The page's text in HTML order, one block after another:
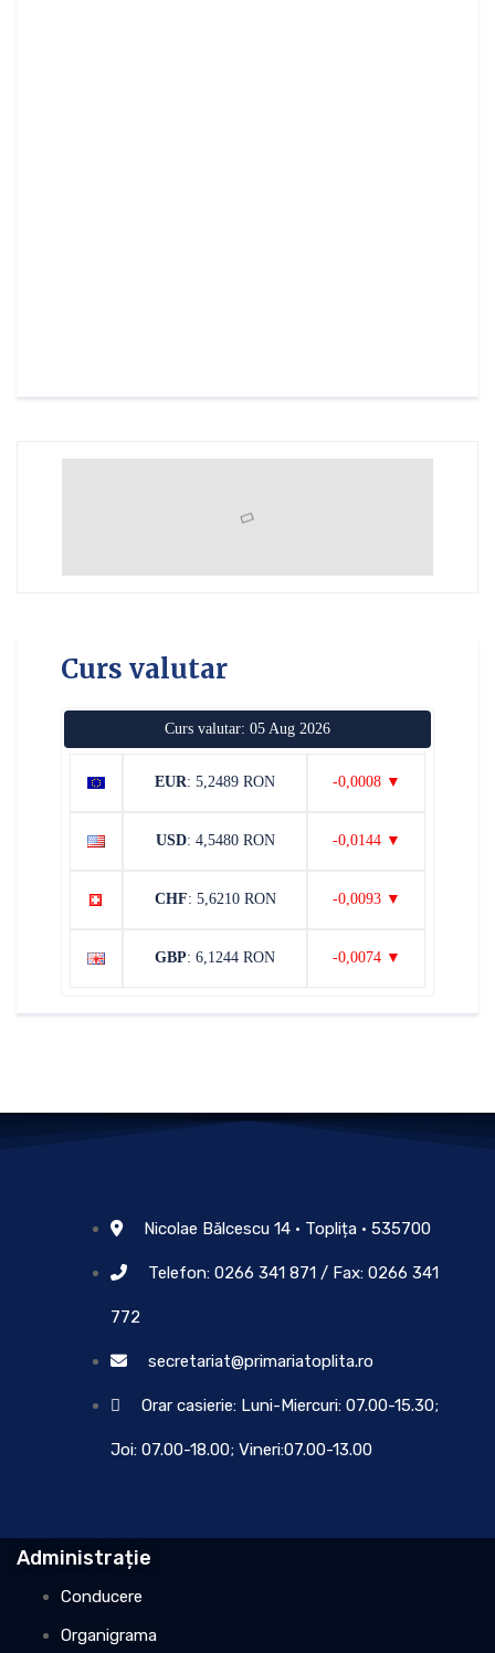
Curs valutar
Curs valutar: 05 Aug 2026
EUR: 5,2489 RON -0,0008 ▼
USD: 4,5480 RON -0,0144 ▼
CHF: 5,6210 RON -0,0093 ▼
GBP: 6,1244 RON -0,0074 ▼
Nicolae Bălcescu 14 • Toplița • 535700
Telefon: 0266 341 871 / Fax: 0266 341
772
secretariat@primariatoplita.ro
Orar casierie: Luni-Miercuri: 07.00-15.30;
Joi: 07.00-18.00; Vineri:07.00-13.00
Administrație
Conducere
Organigrama